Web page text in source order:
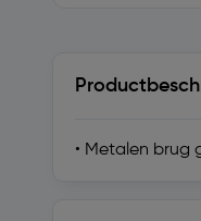
• Metalen brug